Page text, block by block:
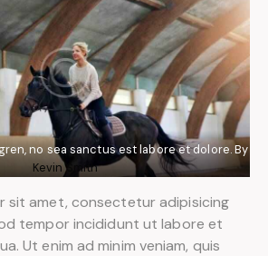
no sea sanctus est labore et dolore. By
Kevin Smith
sit amet, consectetur adipisicing
tempor incididunt ut labore et
Ut enim ad minim veniam, quis